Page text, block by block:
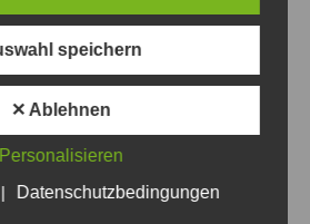
– wir sind voll
VonSteven Fritsche 7. März 2022
speichern
✕ Ablehnen
Personalisieren
| Datenschutzbedingungen